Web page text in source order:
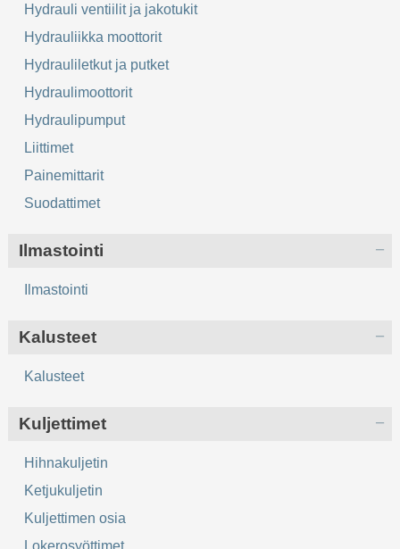
Hydrauli ventiilit ja jakotukit
Hydrauliikka moottorit
Hydrauliletkut ja putket
Hydraulimoottorit
Hydraulipumput
Liittimet
Painemittarit
Suodattimet
Ilmastointi
Ilmastointi
Kalusteet
Kalusteet
Kuljettimet
Hihnakuljetin
Ketjukuljetin
Kuljettimen osia
Lokerosyöttimet